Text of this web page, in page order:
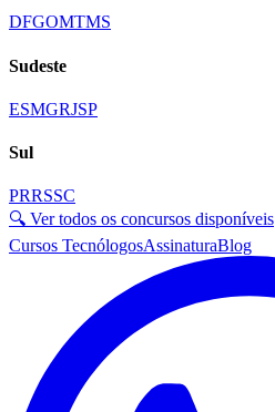
DFGOMTMS
Sudeste
ESMGRJSP
Sul
PRRSSC
🔍 Ver todos os concursos disponíveis
Cursos TecnólogosAssinaturaBlog